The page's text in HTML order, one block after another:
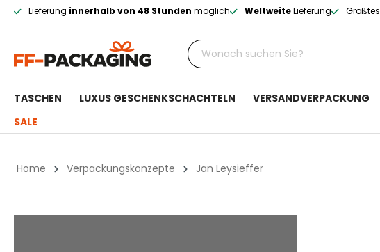
Lieferung innerhalb von 48 Stunden möglich WeltweiteLieferung Größtes
TASCHEN LUXUS GESCHENKSCHACHTELN VERSANDVERPACKUNG
SALE
Home Verpackungskonzepte Jan Leysieffer